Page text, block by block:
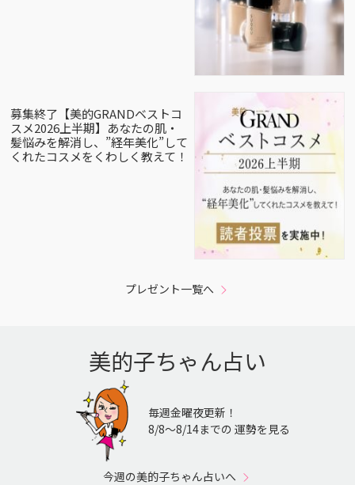
募集終了【美的GRANDベストコ
スメ2026上半期】あなたの肌・
髪悩みを解消し、”経年美化”して
くれたコスメをくわしく教えて！
プレゼント一覧へ
美的子ちゃん占い
毎週金曜夜更新！
8/8〜8/14までの 運勢を見る
今週の美的子ちゃん占いへ